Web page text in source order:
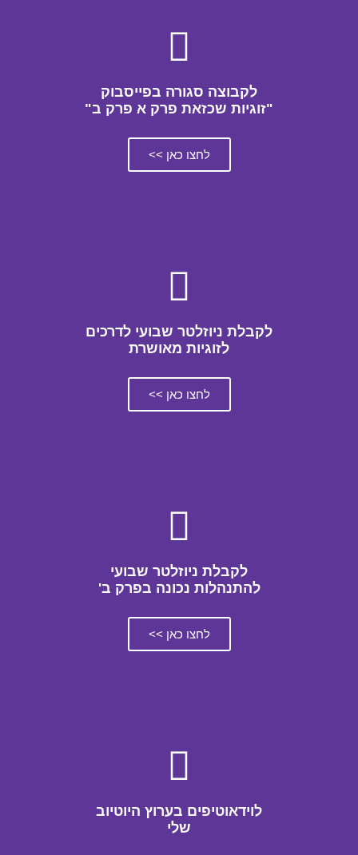
לקבוצה סגורה בפייסבוק
"זוגיות שכזאת פרק א פרק ב"
לחצו כאן >>
לקבלת ניוזלטר שבועי לדרכים
לזוגיות מאושרת
לחצו כאן >>
לקבלת ניוזלטר שבועי
להתנהלות נכונה בפרק ב'
לחצו כאן >>
לוידאוטיפים בערוץ היוטיוב
שלי